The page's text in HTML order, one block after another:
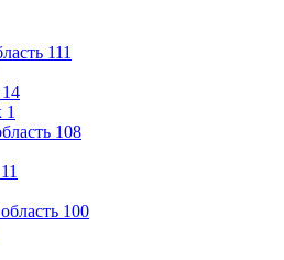
111
14
1
108
11
100